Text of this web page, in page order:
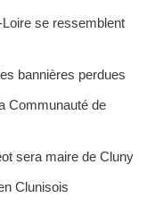
se ressemblent
bannières perdues
Communauté de
sera maire de Cluny
Clunisois